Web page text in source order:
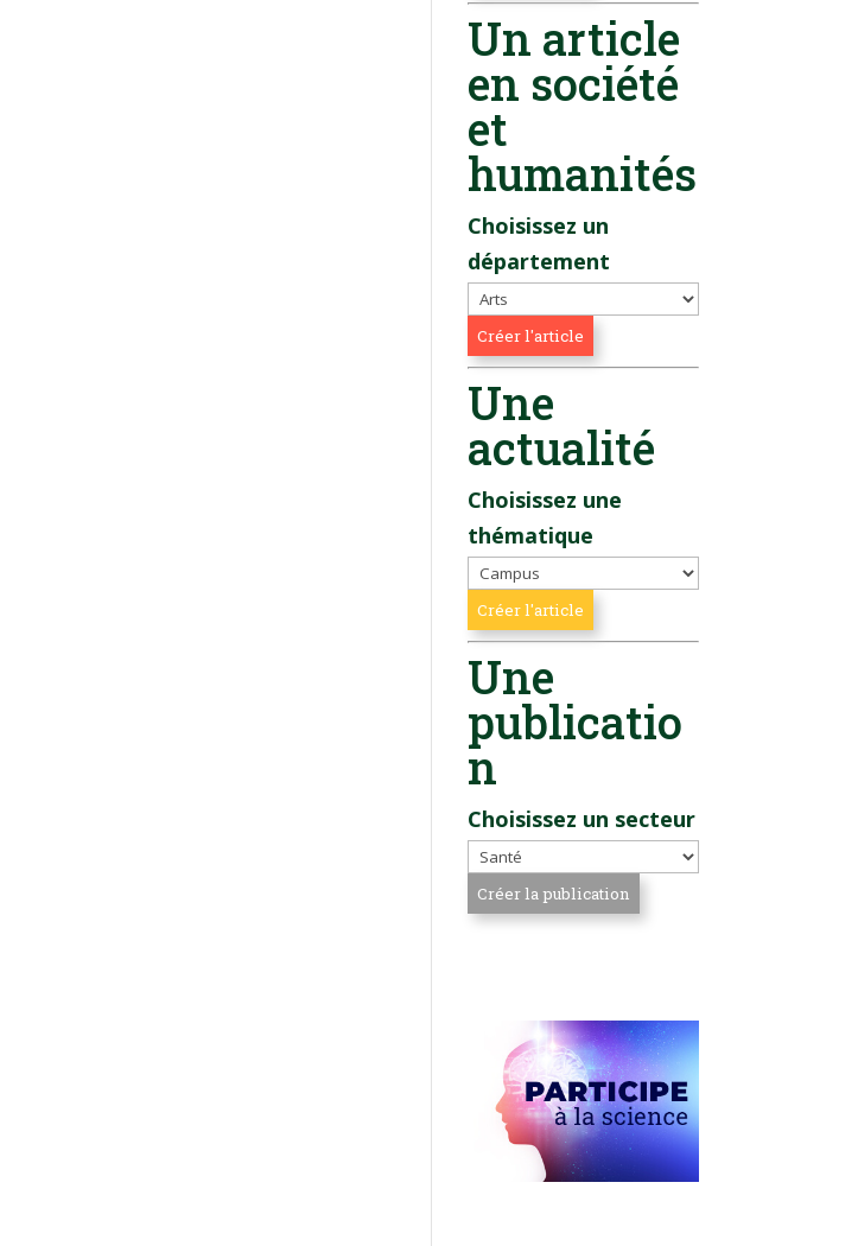
Un article
en société
et
humanités
Choisissez un
département
Une
actualité
Choisissez une
thématique
Une
publicatio
n
Choisissez un secteur